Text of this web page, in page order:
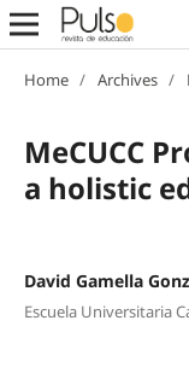
Home / Archives /
MeCUCC
a holistic
David Gamella
Escuela Universitaria